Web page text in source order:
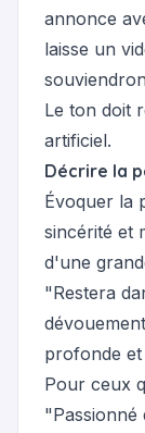
annonce
laisse un
Le ton doit
artificiel.
Décrire la
Évoquer la
sincérité et
d'une
"Restera
profonde et
Pour ceux
"Passionné